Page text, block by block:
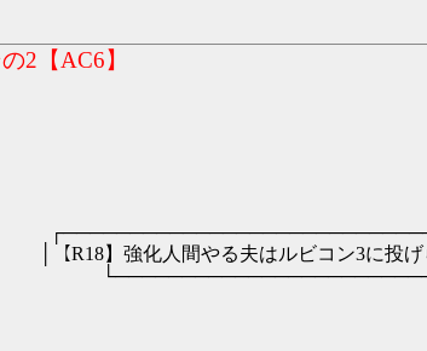
2【AC6】
コン3に投げられたよう